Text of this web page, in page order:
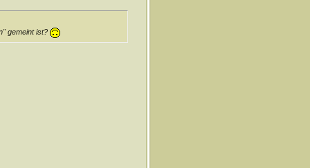
gemeint ist?